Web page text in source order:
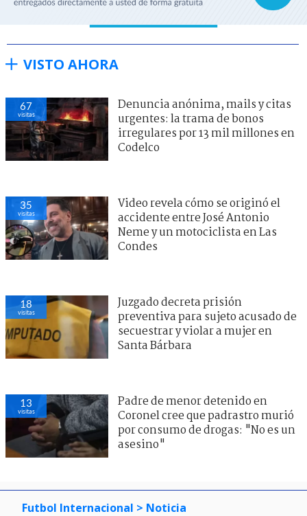
VISTO AHORA
67
visitas
Denuncia anónima, mails y citas
urgentes: la trama de bonos
irregulares por 13 mil millones en
Codelco
35
visitas
Video revela cómo se originó el
accidente entre José Antonio
Neme y un motociclista en Las
Condes
18
visitas
Juzgado decreta prisión
preventiva para sujeto acusado de
secuestrar y violar a mujer en
Santa Bárbara
13
visitas
Padre de menor detenido en
Coronel cree que padrastro murió
por consumo de drogas: "No es un
asesino"
Futbol Internacional > Noticia